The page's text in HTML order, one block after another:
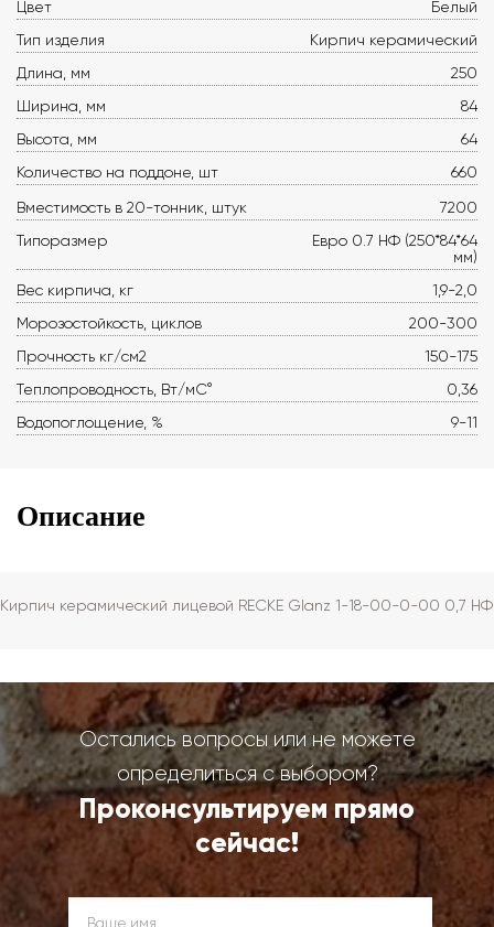
Цвет
Белый
Тип изделия
Кирпич керамический
Длина, мм
250
Ширина, мм
84
Высота, мм
64
Количество на поддоне, шт
660
Вместимость в 20-тонник, штук
7200
Типоразмер
Евро 0.7 НФ (250*84*64
мм)
Вес кирпича, кг
1,9-2,0
Морозостойкость, циклов
200-300
Прочность кг/см2
150-175
Теплопроводность, Вт/мС°
0,36
Водопоглощение, %
9-11
Описание
Кирпич керамический лицевой RECKE Glanz 1-18-00-0-00 0,7 НФ
Остались вопросы или не можете
определиться с выбором?
Проконсультируем прямо
сейчас!